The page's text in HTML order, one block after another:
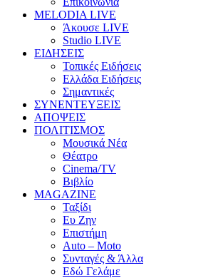
MELODIA LIVE
Άκουσε LIVE
Studio LIVE
ΕΙΔΗΣΕΙΣ
Τοπικές Ειδήσεις
Ελλάδα Ειδήσεις
Σημαντικές
ΣΥΝΕΝΤΕΥΞΕΙΣ
ΑΠΟΨΕΙΣ
ΠΟΛΙΤΙΣΜΟΣ
Μουσικά Νέα
Θέατρο
Cinema/TV
Βιβλίο
MAGAZINE
Ταξίδι
Ευ Ζην
Επιστήμη
Auto – Moto
Συνταγές & Άλλα
Εδώ Γελάμε